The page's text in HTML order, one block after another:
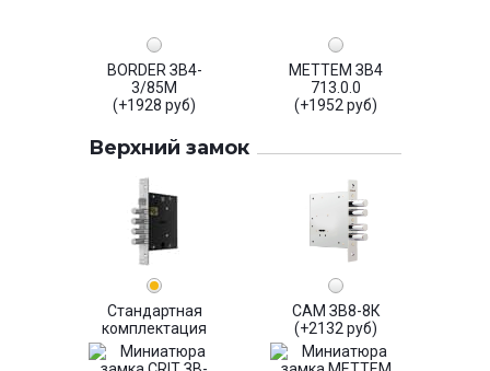
BORDER ЗВ4-
3/85М
(+1928 руб)
МЕТТЕМ ЗВ4
713.0.0
(+1952 руб)
Верхний замок
Стандартная
комплектация
САМ ЗВ8-8К
(+2132 руб)